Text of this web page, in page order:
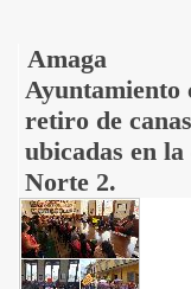
Amaga
Ayuntamiento
retiro de
ubicadas en la
Norte 2.